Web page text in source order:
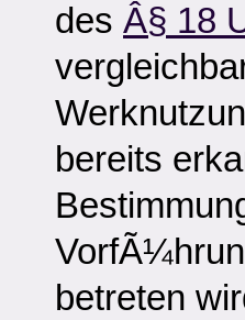
des Â§ 18
bereits
betreten